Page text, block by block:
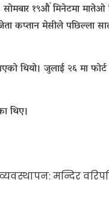
१९औं मिनेटमा
कप्तान मेसीले
थियो। जुलाई २६ मा
थिए।
मन्दिर